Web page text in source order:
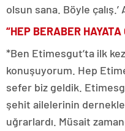
olsun sana. Böyle
“HEP BERABER HAYATA
*Ben Etimesgut’ta ilk
konuşuyorum. Hep
sefer biz geldik.
şehit ailelerinin
uğrarlardı. Müsait